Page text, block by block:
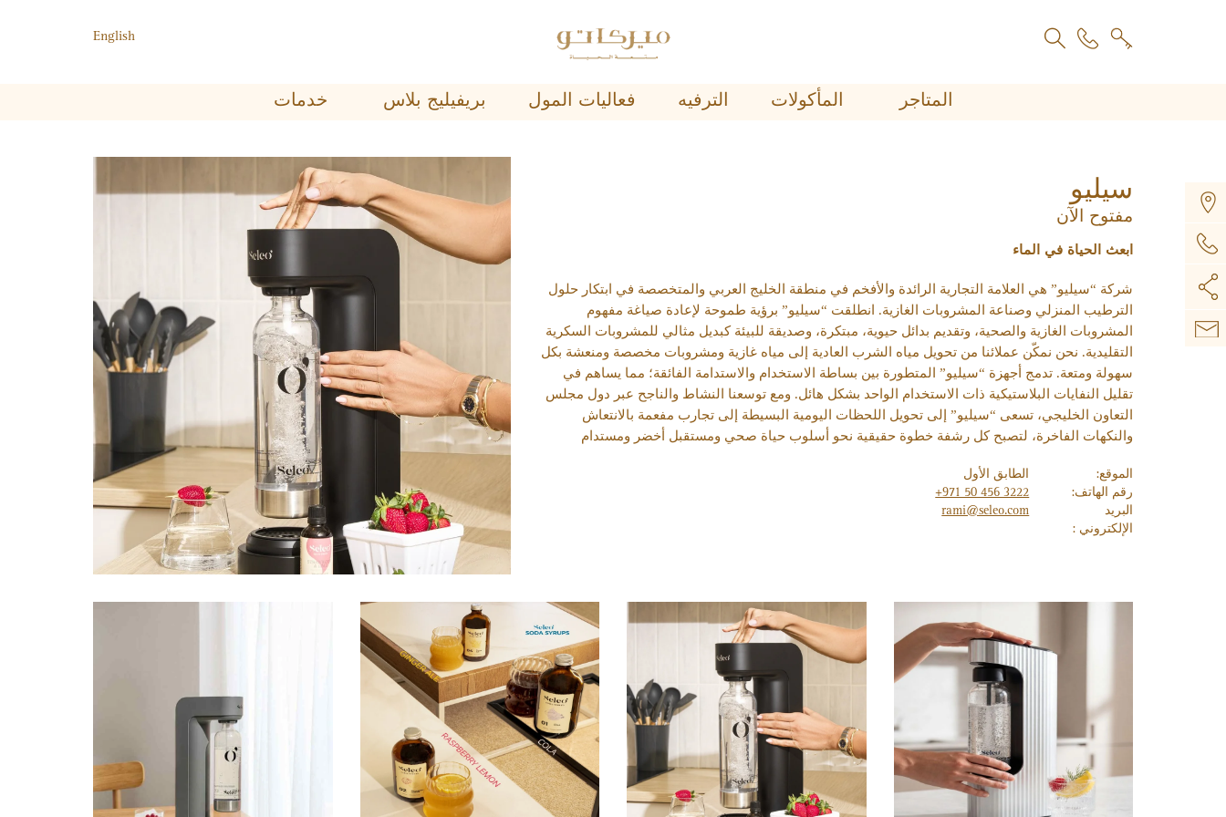
English
المتاجر اﻟﻤﺄﻛﻮﻻﺕ اﻟﺘﺮﻓﻴﻪ فعاليات المول ﺑﺮﻳﻔﻴﻠﻴﺞ ﺑﻼﺱ خدمات
سيليو
مفتوح الآن
ابعث الحياة في الماء
شركة “سيليو” هي العلامة التجارية الرائدة والأفخم في منطقة الخليج العربي والمتخصصة في ابتكار حلول
الترطيب المنزلي وصناعة المشروبات الغازية. انطلقت “سيليو” برؤية طموحة لإعادة صياغة مفهوم
المشروبات الغازية والصحية، وتقديم بدائل حيوية، مبتكرة، وصديقة للبيئة كبديل مثالي للمشروبات السكرية
التقليدية. نحن نمكّن عملائنا من تحويل مياه الشرب العادية إلى مياه غازية ومشروبات مخصصة ومنعشة بكل
سهولة ومتعة. تدمج أجهزة “سيليو” المتطورة بين بساطة الاستخدام والاستدامة الفائقة؛ مما يساهم في
تقليل النفايات البلاستيكية ذات الاستخدام الواحد بشكل هائل. ومع توسعنا النشاط والناجح عبر دول مجلس
التعاون الخليجي، تسعى “سيليو” إلى تحويل اللحظات اليومية البسيطة إلى تجارب مفعمة بالانتعاش
والنكهات الفاخرة، لتصبح كل رشفة خطوة حقيقية نحو أسلوب حياة صحي ومستقبل أخضر ومستدام
الموقع:
الطابق الأول
رقم الهاتف:
+971 50 456 3222
البريد
الإلكتروني :
rami@seleo.com